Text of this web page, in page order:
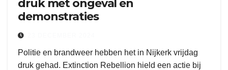
druk met ongeval en
demonstraties
Politie en brandweer hebben het in Nijkerk vrijdag
druk gehad. Extinction Rebellion hield een actie bij